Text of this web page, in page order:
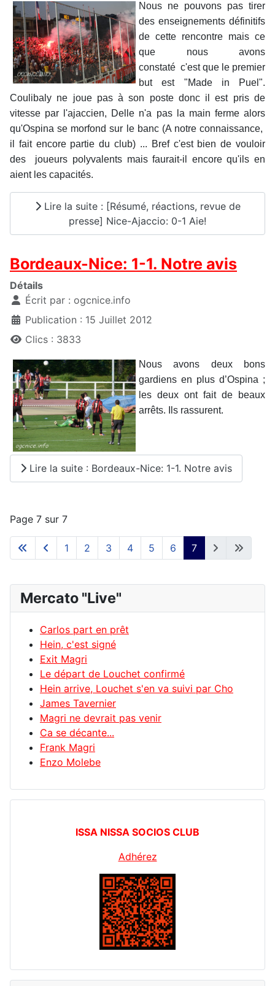
Nous ne pouvons pas tirer
des enseignements définitifs
de cette rencontre mais ce
que nous avons
constaté c'est que le premier
but est "Made in Puel".
Coulibaly ne joue pas à son poste donc il est pris de
vitesse par l'ajaccien, Delle n'a pas la main ferme alors
qu'Ospina se morfond sur le banc (A notre connaissance,
il fait encore partie du club) ... Bref c'est bien de vouloir
des joueurs polyvalents mais faurait-il encore qu'ils en
aient les capacités.
Lire la suite : [Résumé, réactions, revue de
presse] Nice-Ajaccio: 0-1 Aie!
Bordeaux-Nice: 1-1. Notre avis
Détails
Écrit par : ogcnice.info
Publication : 15 Juillet 2012
Clics : 3833
Nous avons deux bons
gardiens en plus d’Ospina ;
les deux ont fait de beaux
arrêts. Ils rassurent.
Lire la suite : Bordeaux-Nice: 1-1. Notre avis
Page 7 sur 7
1 2 3 4 5 6 7
Mercato "Live"
Carlos part en prêt
Hein, c'est signé
Exit Magri
Le départ de Louchet confirmé
Hein arrive, Louchet s'en va suivi par Cho
James Tavernier
Magri ne devrait pas venir
Ca se décante...
Frank Magri
Enzo Molebe
ISSA NISSA SOCIOS CLUB
Adhérez